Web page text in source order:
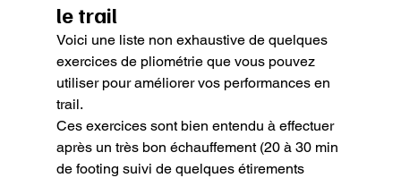
le trail
Voici une liste non exhaustive de quelques
exercices de pliométrie que vous pouvez
utiliser pour améliorer vos performances en
trail.
Ces exercices sont bien entendu à effectuer
après un très bon échauffement (20 à 30 min
de footing suivi de quelques étirements